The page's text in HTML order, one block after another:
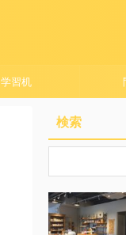
学習机
検索